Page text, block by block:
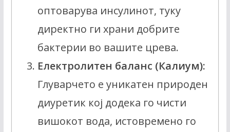
оптоварува инсулинот, туку
директно ги храни добрите
бактерии во вашите црева.
Електролитен баланс (Калиум):
Глуварчето е уникатен природен
диуретик кој додека го чисти
вишокот вода, истовремено го